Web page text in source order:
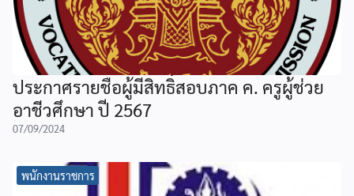
ประกาศรายชื่อผู้มีสิทธิ์สอบภาค ค. ครูผู้ช่วย
อาชีวศึกษา ปี 2567
07/09/2024
พนักงานราชการ